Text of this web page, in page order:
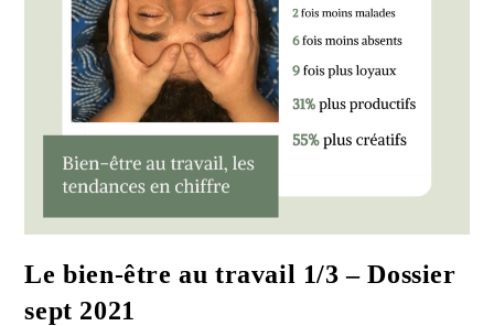
Le bien-être au travail 1/3 – Dossier
sept 2021